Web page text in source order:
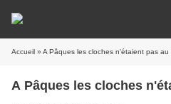
Accueil » A Pâques les cloches n'étaient pas au
A Pâques les cloches